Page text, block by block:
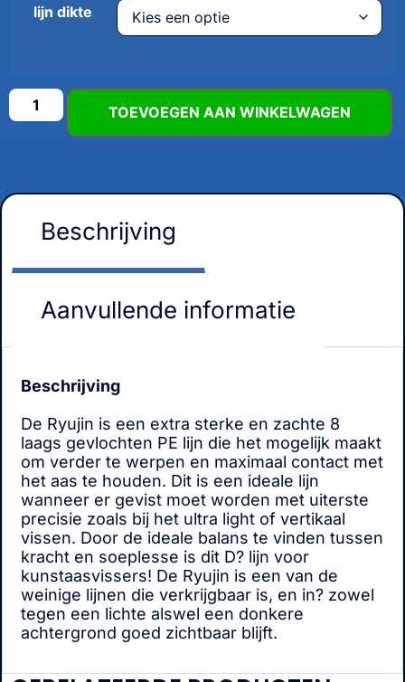
lijn dikte
TOEVOEGEN AAN WINKELWAGEN
Beschrijving
Aanvullende informatie
Beschrijving
De Ryujin is een extra sterke en zachte 8
laags gevlochten PE lijn die het mogelijk maakt
om verder te werpen en maximaal contact met
het aas te houden. Dit is een ideale lijn
wanneer er gevist moet worden met uiterste
precisie zoals bij het ultra light of vertikaal
vissen. Door de ideale balans te vinden tussen
kracht en soeplesse is dit D? lijn voor
kunstaasvissers! De Ryujin is een van de
weinige lijnen die verkrijgbaar is, en in? zowel
tegen een lichte alswel een donkere
achtergrond goed zichtbaar blijft.